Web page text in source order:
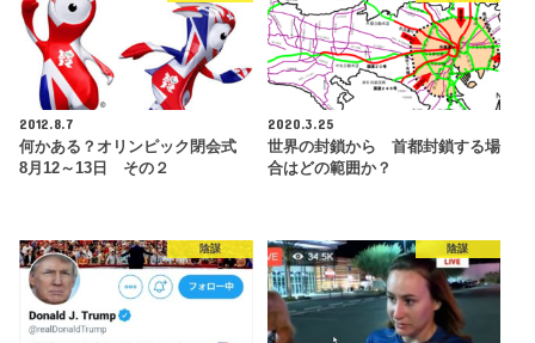
2012.8.7
何かある？オリンピック閉会式
8月12～13日 その２
2020.3.25
世界の封鎖から 首都封鎖する場
合はどの範囲か？
陰謀 陰謀